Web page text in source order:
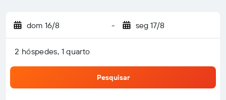
dom 16/8 - seg 17/8
2 hóspedes, 1 quarto
Pesquisar